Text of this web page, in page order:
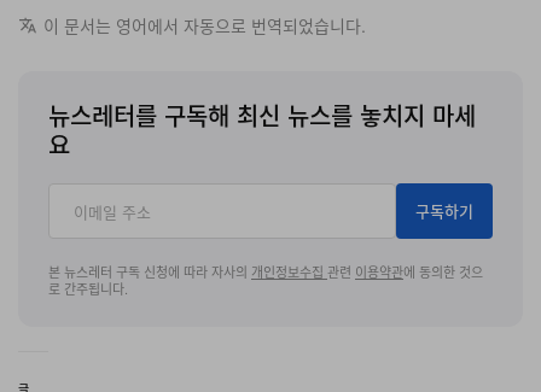
연상시키는 브루탈리즘적 무대로 탈바꿈시키며, 글로벌 게
스타디움 조명과 피치 사이드 LED 스크린에서 착안한 추
상적 앰비언트 조명이 어우러진 분위기 속, 경기장 스타일
프로 구성되어 무브먼트 아티스트들이 세 파트로 선보인
퍼포먼스를 위한 극적인 바탕이 되었으며, 이들의 안무는
전형적인 축구 경기에서 오가는 감정의 파고를 섬세하게
이 문서는 영어에서 자동으로 번역되었습니다.
뉴스레터를 구독해 최신 뉴스를 놓치지 마세
요
구독하기
본 뉴스레터 구독 신청에 따라 자사의 개인정보수집 관련 이용약관에 동의한 것으
로 간주됩니다.